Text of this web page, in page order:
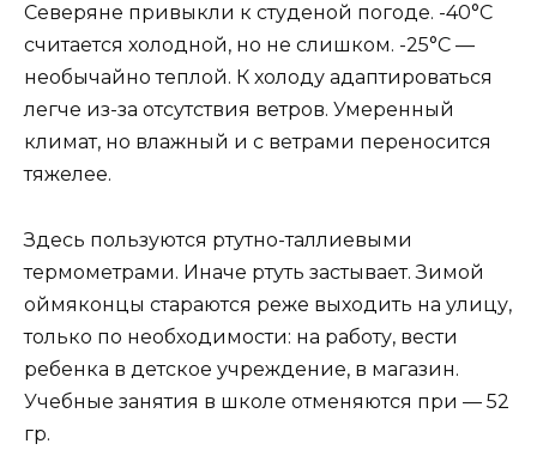
Северяне привыкли к студеной погоде. -40°C
считается холодной, но не слишком. -25°C —
необычайно теплой. К холоду адаптироваться
легче из-за отсутствия ветров. Умеренный
климат, но влажный и с ветрами переносится
тяжелее.
Здесь пользуются ртутно-таллиевыми
термометрами. Иначе ртуть застывает. Зимой
оймяконцы стараются реже выходить на улицу,
только по необходимости: на работу, вести
ребенка в детское учреждение, в магазин.
Учебные занятия в школе отменяются при — 52
гр.